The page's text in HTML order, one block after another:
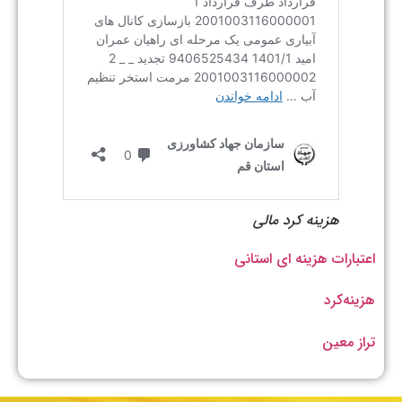
هزینه کرد مالی
اعتبارات هزینه ای استانی
هزینه‌کرد
تراز معین